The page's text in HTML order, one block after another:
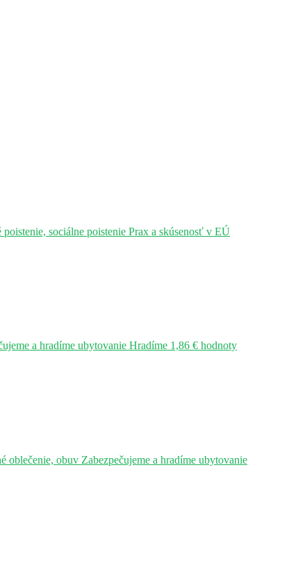
sociálne poistenie Prax a skúsenosť v EÚ
a hradíme ubytovanie Hradíme 1,86 € hodnoty
oblečenie, obuv Zabezpečujeme a hradíme ubytovanie